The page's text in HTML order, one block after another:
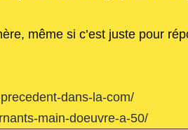
même si c’est juste pour
dans-la-com/
main-doeuvre-a-50/